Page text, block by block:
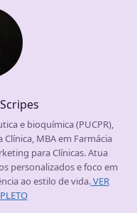
e bioquímica (PUCPR),
MBA em Farmácia
para Clínicas. Atua
personalizados e foco em
ao estilo de vida.VER